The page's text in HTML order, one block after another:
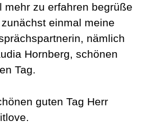
mehr zu erfahren begrüße
einmal meine
nämlich
Hornberg, schönen
Tag.
guten Tag Herr